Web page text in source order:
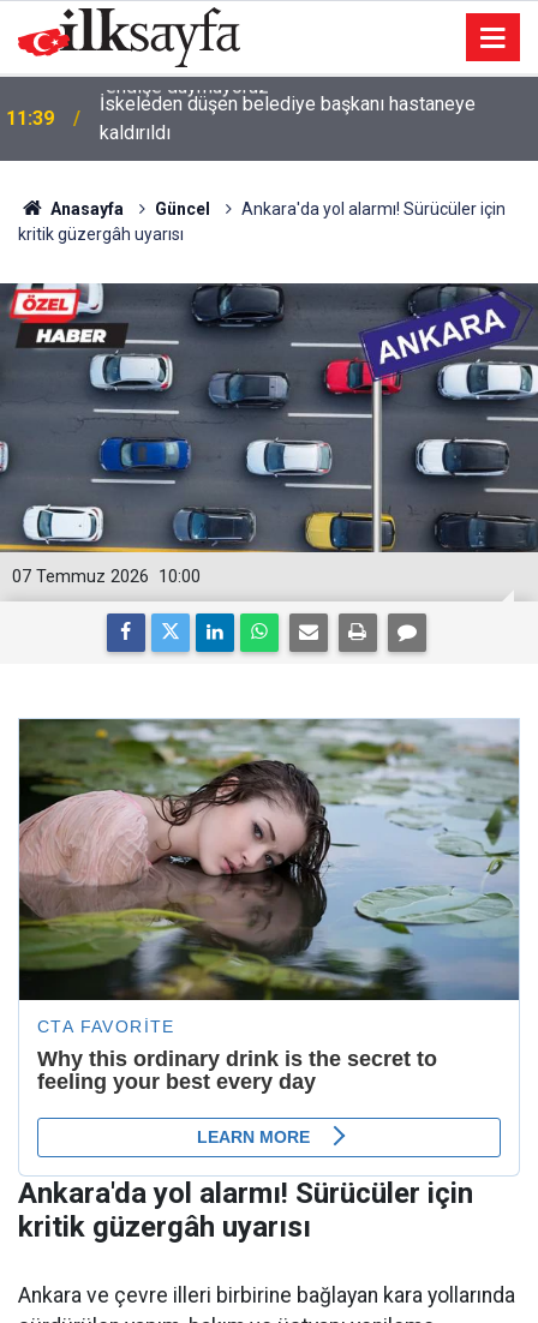
11:39
İskeleden düşen belediye başkanı hastaneye
kaldırıldı
Anasayfa Güncel
Ankara'da yol alarmı! Sürücüler için
kritik güzergâh uyarısı
10:00
07 Temmuz 2026
Ankara'da yol alarmı! Sürücüler için
kritik güzergâh uyarısı
Ankara ve çevre illeri birbirine bağlayan kara yollarında